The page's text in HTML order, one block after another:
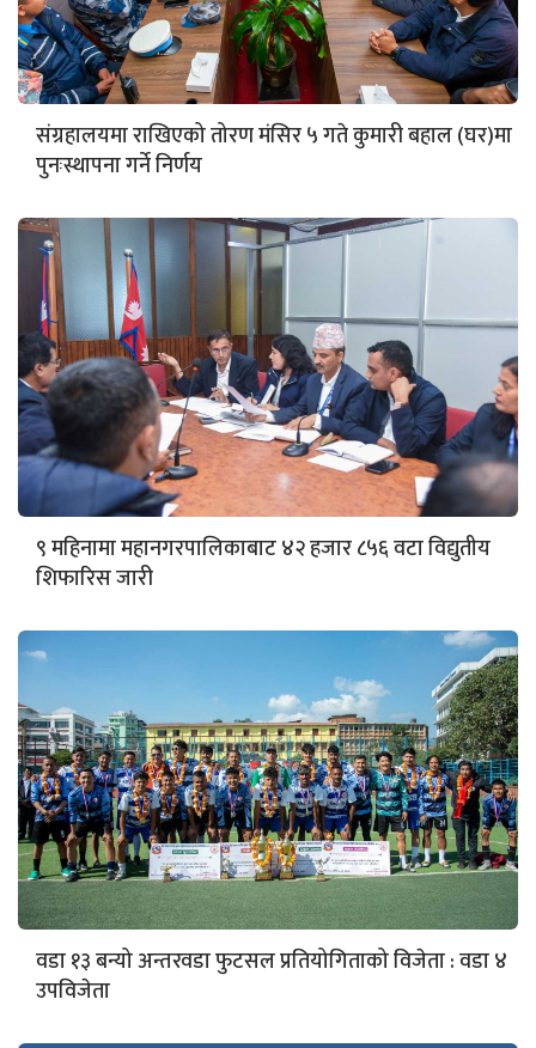
संग्रहालयमा राखिएको तोरण मंसिर ५ गते कुमारी बहाल (घर)मा
पुनःस्थापना गर्ने निर्णय
९ महिनामा महानगरपालिकाबाट ४२ हजार ८५६ वटा विद्युतीय
शिफारिस जारी
वडा १३ बन्यो अन्तरवडा फुटसल प्रतियोगिताको विजेता : वडा ४
उपविजेता